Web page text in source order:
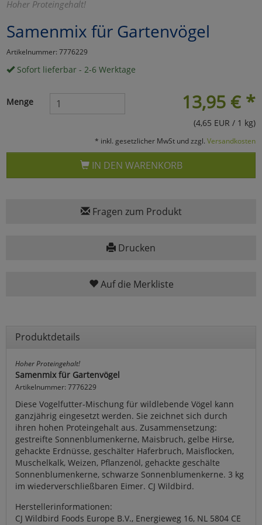
Hoher Proteingehalt!
Samenmix für Gartenvögel
Artikelnummer: 7776229
Sofort lieferbar - 2-6 Werktage
13,95 € *
Menge
(4,65 EUR / 1 kg)
* inkl. gesetzlicher MwSt und zzgl. Versandkosten
IN DEN WARENKORB
Fragen zum Produkt
Drucken
Auf die Merkliste
Produktdetails
Hoher Proteingehalt!
Samenmix für Gartenvögel
Artikelnummer: 7776229
Diese Vogelfutter-Mischung für wildlebende Vögel kann
ganzjährig eingesetzt werden. Sie zeichnet sich durch
ihren hohen Proteingehalt aus. Zusammensetzung:
gestreifte Sonnenblumenkerne, Maisbruch, gelbe Hirse,
gehackte Erdnüsse, geschälter Haferbruch, Maisflocken,
Muschelkalk, Weizen, Pflanzenöl, gehackte geschälte
Sonnenblumenkerne, schwarze Sonnenblumenkerne. 3 kg
im wiederverschließbaren Eimer. CJ Wildbird.
Herstellerinformationen:
CJ Wildbird Foods Europe B.V., Energieweg 16, NL 5804 CE
Umfragetools
Cookies
zurückzu Haupptseite